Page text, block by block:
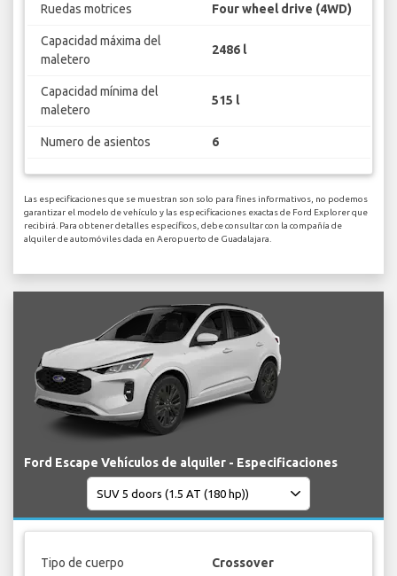
Ruedas motrices Four wheel drive (4WD)
Capacidad máxima del
maletero
2486 l
Capacidad mínima del
maletero
515 l
Numero de asientos 6
Las especificaciones que se muestran son solo para fines informativos, no podemos
garantizar el modelo de vehículo y las especificaciones exactas de Ford Explorer que
recibirá. Para obtener detalles específicos, debe consultar con la compañía de
alquiler de automóviles dada en Aeropuerto de Guadalajara.
Ford Escape Vehículos de alquiler - Especificaciones
Tipo de cuerpo Crossover